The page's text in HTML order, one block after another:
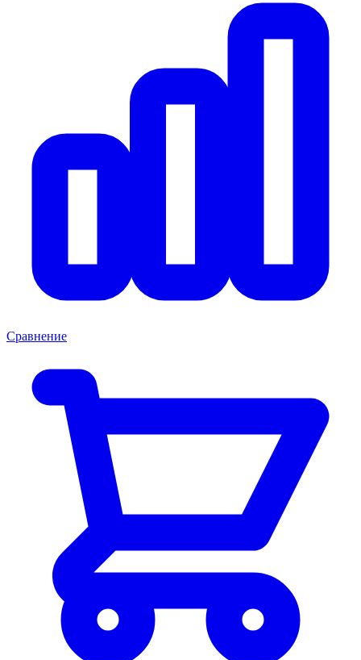
Сравнение